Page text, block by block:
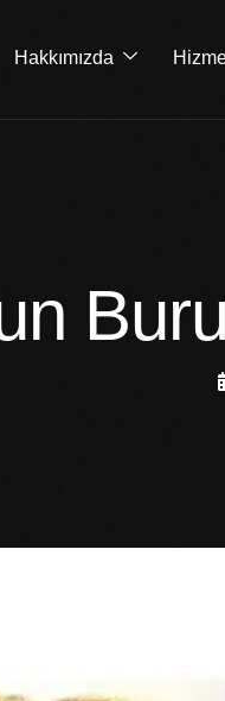
Hakkımızda